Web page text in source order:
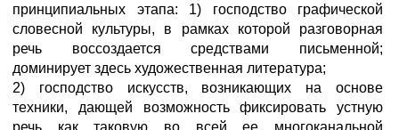
принципиальных этапа: 1) господство графической
словесной культуры, в рамках которой разговорная
речь воссоздается средствами письменной;
доминирует здесь художественная литература;
2) господство искусств, возникающих на основе
техники, дающей возможность фиксировать устную
речь как таковую во всей ее многоканальной